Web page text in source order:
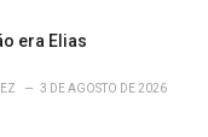
era Elias
3 DE AGOSTO DE 2026